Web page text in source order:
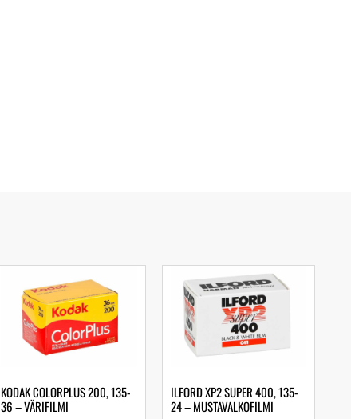
KODAK COLORPLUS 200, 135-
36 – VÄRIFILMI
ILFORD XP2 SUPER 400, 135-
24 – MUSTAVALKOFILMI